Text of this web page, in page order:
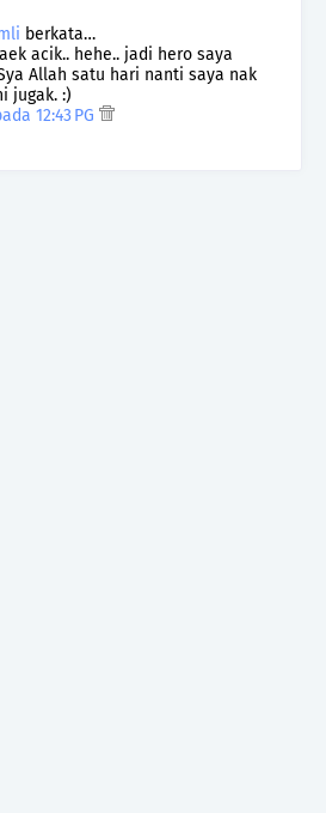
berkata…
acik.. hehe.. jadi hero saya
Allah satu hari nanti saya nak
jugak. :)
12:43 PG